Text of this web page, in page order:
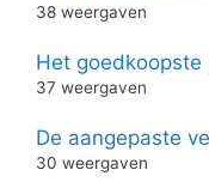
38 weergaven
Het goedkoopste
37 weergaven
De aangepaste
30 weergaven